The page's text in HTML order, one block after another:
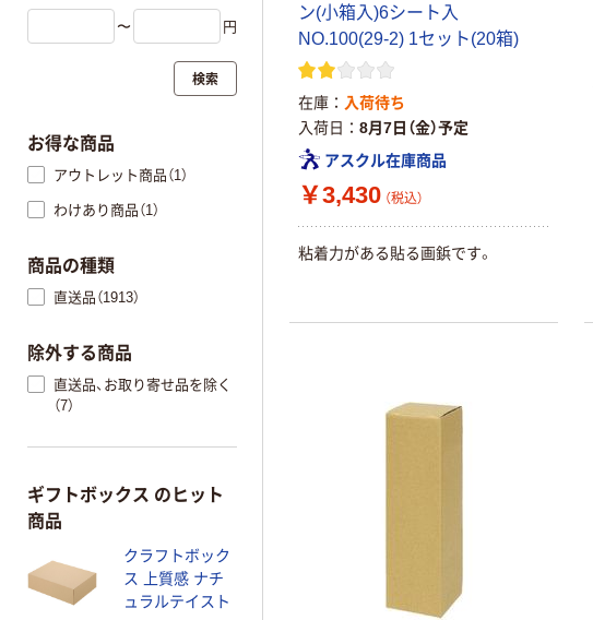
ン(小箱入)6シート入
NO.100(29-2) 1セット(20箱)
在庫
入荷待ち
入荷日
8月7日（金）予定
アスクル在庫商品
￥3,430 （税込）
粘着力がある貼る画鋲です。
〜 円
検索
お得な商品
アウトレット商品（1）
わけあり商品（1）
商品の種類
直送品（1913）
除外する商品
直送品、お取り寄せ品を除く
（7）
ギフトボックス のヒット
商品
クラフトボック
ス 上質感 ナチ
ュラルテイスト